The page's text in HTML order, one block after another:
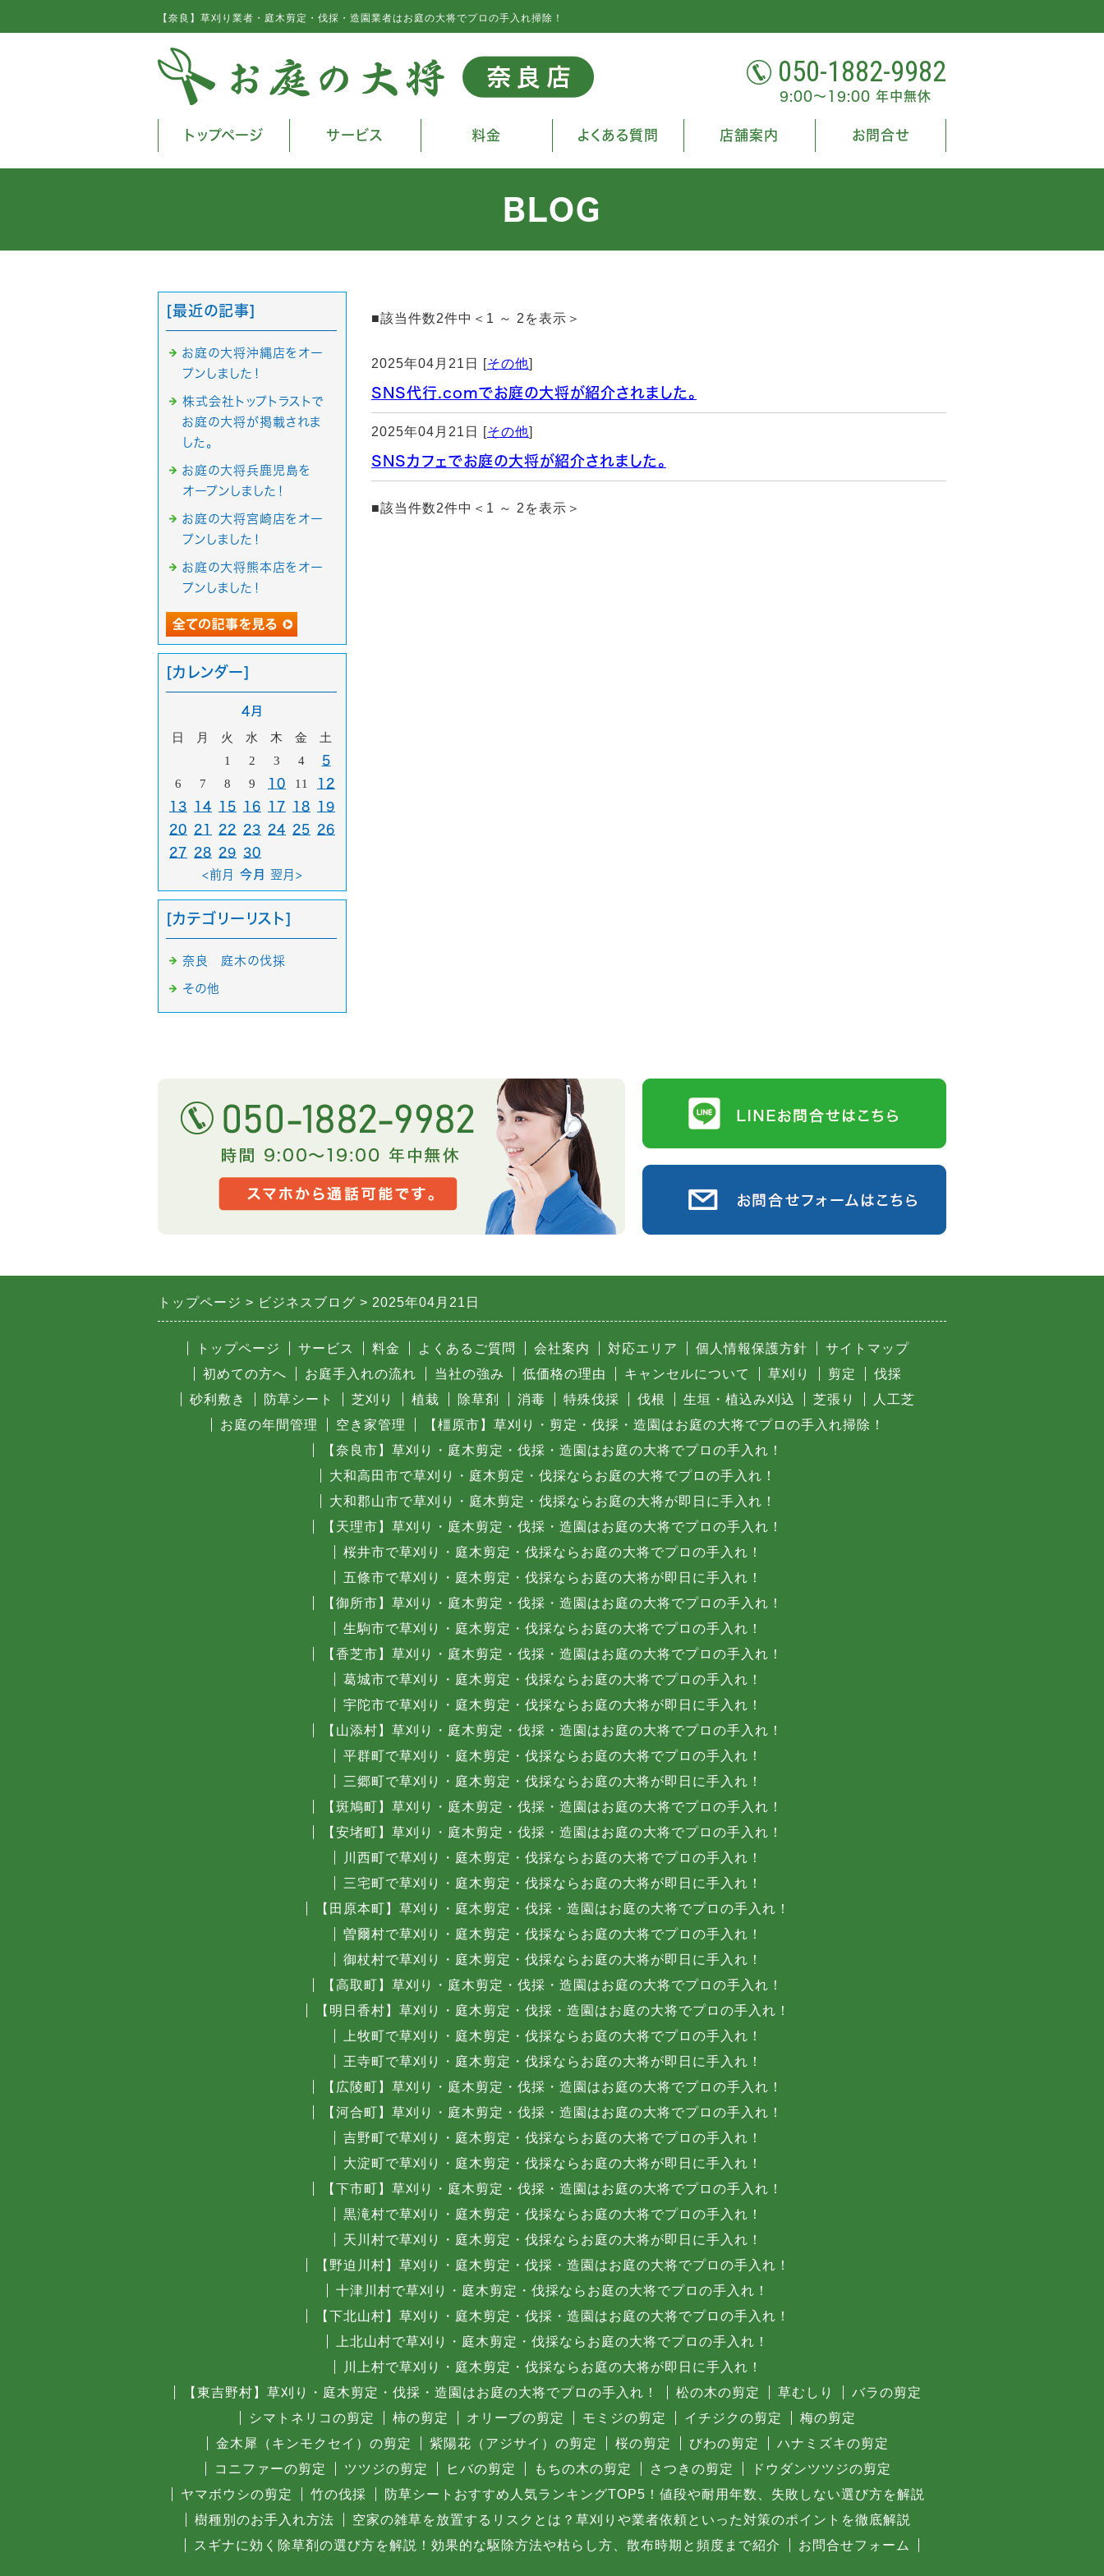
【奈良】草刈り業者・庭木剪定・伐採・造園業者はお庭の大将でプロの手入れ掃除！
050-1882-9982
9:00～19:00 年中無休
トップページ サービス 料金 よくある質問 店舗案内 お問合せ
BLOG
■該当件数2件中＜1 ～ 2を表示＞
2025年04月21日 [その他]
SNS代行.comでお庭の大将が紹介されました。
2025年04月21日 [その他]
SNSカフェでお庭の大将が紹介されました。
■該当件数2件中＜1 ～ 2を表示＞
[最近の記事]
お庭の大将沖縄店をオー
プンしました！
株式会社トップトラストで
お庭の大将が掲載されま
した。
お庭の大将兵鹿児島を
オープンしました！
お庭の大将宮崎店をオー
プンしました！
お庭の大将熊本店をオー
プンしました！
[カレンダー]
4月
日 月 火 水 木 金
土
1
2 3 4 5
6 7 8 9 10 11
12
13
14 15 16 17 18
19
20
21 22 23 24 25
26
27
28 29 30
<前月
今月 翌月>
[カテゴリーリスト]
奈良 庭木の伐採
その他
トップページ ビジネスブログ 2025年04月21日
トップページ サービス 料金 よくあるご質問 会社案内 対応エリア 個人情報保護方針
サイトマップ
初めての方へ
お庭手入れの流れ 当社の強み 低価格の理由 キャンセルについて 草刈り 剪定
伐採
砂利敷き
防草シート 芝刈り 植栽 除草剤 消毒 特殊伐採 伐根 生垣・植込み刈込 芝張り
人工芝
お庭の年間管理
空き家管理
【橿原市】草刈り・剪定・伐採・造園はお庭の大将でプロの手入れ掃除！
【奈良市】草刈り・庭木剪定・伐採・造園はお庭の大将でプロの手入れ！
大和高田市で草刈り・庭木剪定・伐採ならお庭の大将でプロの手入れ！
大和郡山市で草刈り・庭木剪定・伐採ならお庭の大将が即日に手入れ！
【天理市】草刈り・庭木剪定・伐採・造園はお庭の大将でプロの手入れ！
桜井市で草刈り・庭木剪定・伐採ならお庭の大将でプロの手入れ！
五條市で草刈り・庭木剪定・伐採ならお庭の大将が即日に手入れ！
【御所市】草刈り・庭木剪定・伐採・造園はお庭の大将でプロの手入れ！
生駒市で草刈り・庭木剪定・伐採ならお庭の大将でプロの手入れ！
【香芝市】草刈り・庭木剪定・伐採・造園はお庭の大将でプロの手入れ！
葛城市で草刈り・庭木剪定・伐採ならお庭の大将でプロの手入れ！
宇陀市で草刈り・庭木剪定・伐採ならお庭の大将が即日に手入れ！
【山添村】草刈り・庭木剪定・伐採・造園はお庭の大将でプロの手入れ！
平群町で草刈り・庭木剪定・伐採ならお庭の大将でプロの手入れ！
三郷町で草刈り・庭木剪定・伐採ならお庭の大将が即日に手入れ！
【斑鳩町】草刈り・庭木剪定・伐採・造園はお庭の大将でプロの手入れ！
【安堵町】草刈り・庭木剪定・伐採・造園はお庭の大将でプロの手入れ！
川西町で草刈り・庭木剪定・伐採ならお庭の大将でプロの手入れ！
三宅町で草刈り・庭木剪定・伐採ならお庭の大将が即日に手入れ！
【田原本町】草刈り・庭木剪定・伐採・造園はお庭の大将でプロの手入れ！
曽爾村で草刈り・庭木剪定・伐採ならお庭の大将でプロの手入れ！
御杖村で草刈り・庭木剪定・伐採ならお庭の大将が即日に手入れ！
【高取町】草刈り・庭木剪定・伐採・造園はお庭の大将でプロの手入れ！
【明日香村】草刈り・庭木剪定・伐採・造園はお庭の大将でプロの手入れ！
上牧町で草刈り・庭木剪定・伐採ならお庭の大将でプロの手入れ！
王寺町で草刈り・庭木剪定・伐採ならお庭の大将が即日に手入れ！
【広陵町】草刈り・庭木剪定・伐採・造園はお庭の大将でプロの手入れ！
【河合町】草刈り・庭木剪定・伐採・造園はお庭の大将でプロの手入れ！
吉野町で草刈り・庭木剪定・伐採ならお庭の大将でプロの手入れ！
大淀町で草刈り・庭木剪定・伐採ならお庭の大将が即日に手入れ！
【下市町】草刈り・庭木剪定・伐採・造園はお庭の大将でプロの手入れ！
黒滝村で草刈り・庭木剪定・伐採ならお庭の大将でプロの手入れ！
天川村で草刈り・庭木剪定・伐採ならお庭の大将が即日に手入れ！
【野迫川村】草刈り・庭木剪定・伐採・造園はお庭の大将でプロの手入れ！
十津川村で草刈り・庭木剪定・伐採ならお庭の大将でプロの手入れ！
【下北山村】草刈り・庭木剪定・伐採・造園はお庭の大将でプロの手入れ！
上北山村で草刈り・庭木剪定・伐採ならお庭の大将でプロの手入れ！
川上村で草刈り・庭木剪定・伐採ならお庭の大将が即日に手入れ！
【東吉野村】草刈り・庭木剪定・伐採・造園はお庭の大将でプロの手入れ！
松の木の剪定 草むしり
バラの剪定
シマトネリコの剪定
柿の剪定 オリーブの剪定 モミジの剪定 イチジクの剪定
梅の剪定
金木犀（キンモクセイ）の剪定
紫陽花（アジサイ）の剪定 桜の剪定 びわの剪定
ハナミズキの剪定
コニファーの剪定
ツツジの剪定 ヒバの剪定 もちの木の剪定 さつきの剪定
ドウダンツツジの剪定
ヤマボウシの剪定
竹の伐採
防草シートおすすめ人気ランキングTOP5！値段や耐用年数、失敗しない選び方を解説
樹種別のお手入れ方法
空家の雑草を放置するリスクとは？草刈りや業者依頼といった対策のポイントを徹底解説
スギナに効く除草剤の選び方を解説！効果的な駆除方法や枯らし方、散布時期と頻度まで紹介
お問合せフォーム